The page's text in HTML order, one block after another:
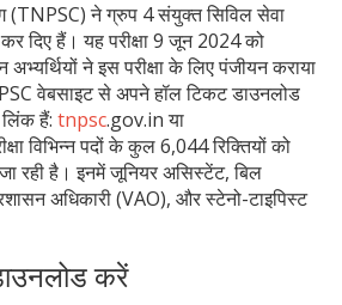
(TNPSC) ने ग्रुप 4 संयुक्त सिविल सेवा
कर दिए हैं। यह परीक्षा 9 जून 2024 को
ने इस परीक्षा के लिए पंजीयन कराया
वेबसाइट से अपने हॉल टिकट डाउनलोड
हैं: tnpsc.gov.in या
विभिन्न पदों के कुल 6,044 रिक्तियों को
रही है। इनमें जूनियर असिस्टेंट, बिल
अधिकारी (VAO), और स्टेनो-टाइपिस्ट
करें